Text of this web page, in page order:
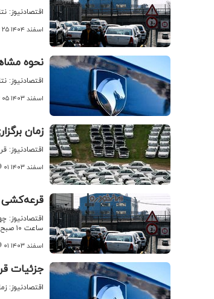
اقتصادنیوز:
۲۵ اسفند ۱۴۰۴
نحوه
اقتصادنیوز:
۰۵ اسفند ۱۴۰۳
زمان
اقتصادنیوز:
۰۱ اسفند ۱۴۰۳
قرعه‌کشی
اقتصادنیوز:
ساعت ۱۰ صبح روز شنبه (۴ اسفند) برگزار می‌شود.
۰۱ اسفند ۱۴۰۳
جزئیات